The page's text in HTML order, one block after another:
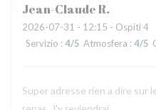
Jean-ClaudeR
2026-07-31 - 12:15 - Ospiti 4
Servizio : 4/5 Atmosfera : 4/5
Super adresse rien a dire sur